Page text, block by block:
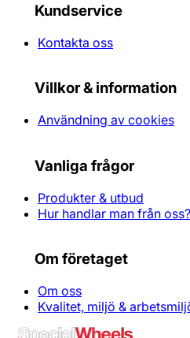
Kundservice
Kontakta oss
Villkor & information
Användning av cookies
Vanliga frågor
Produkter & utbud
Hur handlar man från oss?
Om företaget
Om oss
Kvalitet, miljö &